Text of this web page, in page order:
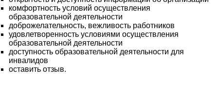
комфортность условий осуществления
образовательной деятельности
доброжелательность, вежливость работников
удовлетворенность условиями осуществления
образовательной деятельности
доступность образовательной деятельности для
инвалидов
оставить отзыв.